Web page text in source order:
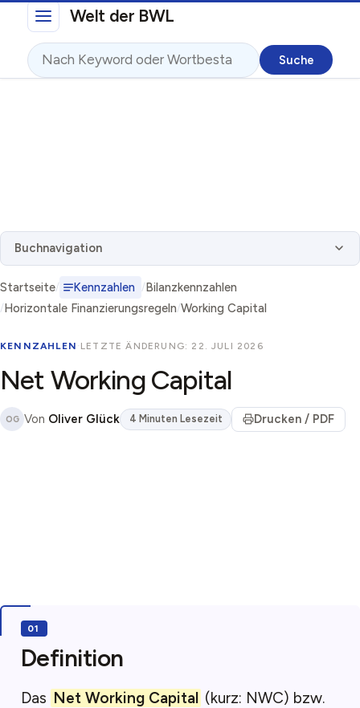
Direkt zum InhaltWelt der BWL
Suche
Buchnavigation
Startseite Kennzahlen
Bilanzkennzahlen
Horizontale Finanzierungsregeln Working Capital
KENNZAHLEN · LETZTE ÄNDERUNG: 22. JULI 2026
Net Working Capital
OG Von Oliver Glück 4 Minuten Lesezeit Drucken / PDF
Definition
Das Net Working Capital (kurz: NWC) bzw.